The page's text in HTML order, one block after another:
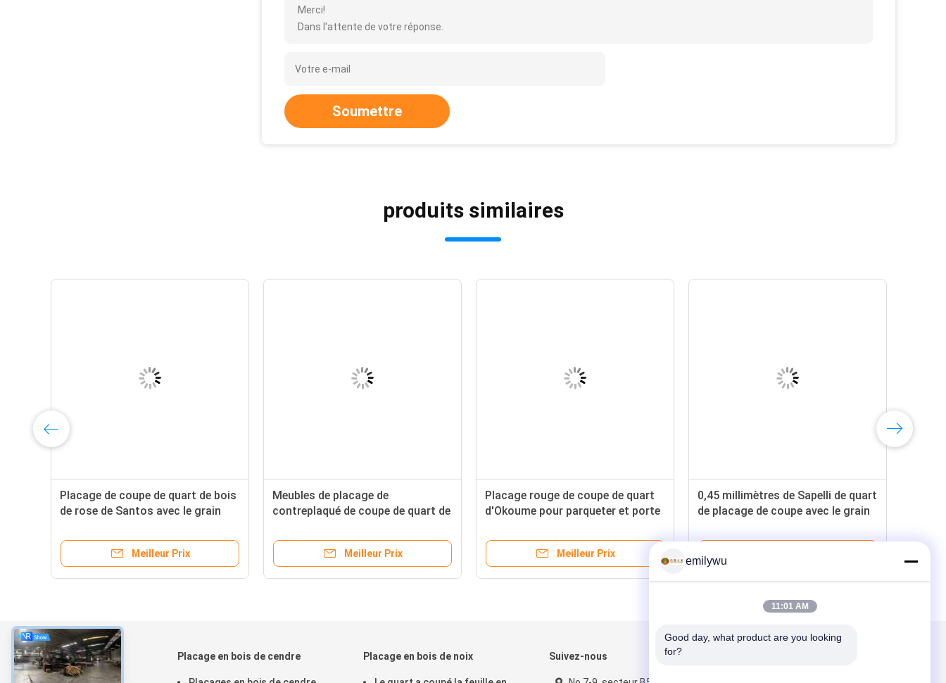
Merci!
Dans l'attente de votre réponse.
Soumettre
produits similaires
Placage de coupe de quart de bois
de rose de Santos avec le grain
Meilleur Prix
Meubles de placage de
contreplaqué de coupe de quart de
et uniforme
Meilleur Prix
Placage rouge de coupe de quart
d'Okoume pour parqueter et porte
Meilleur Prix
0,45 millimètres de Sapelli de quart
de placage de coupe avec le grain
À propos Placage en bois de cendre Placage en bois de noix Suivez-nous
emilywu
11:01 AM
Good day, what product are you looking
for?